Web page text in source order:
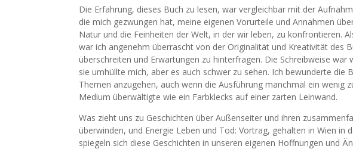
Die Erfahrung, dieses Buch zu lesen, war vergleichbar mit der
die mich gezwungen hat, meine eigenen Vorurteile und Annahmen
Natur und die Feinheiten der Welt, in der wir leben, zu konfrontieren.
war ich angenehm überrascht von der Originalität und Kreativität des
überschreiten und Erwartungen zu hinterfragen. Die Schreibweise war
sie umhüllte mich, aber es auch schwer zu sehen. Ich bewunderte die
Themen anzugehen, auch wenn die Ausführung manchmal ein wenig
Medium überwältigte wie ein Farbklecks auf einer zarten Leinwand.
Was zieht uns zu Geschichten über Außenseiter und ihren
überwinden, und Energie Leben und Tod: Vortrag, gehalten in Wien in
spiegeln sich diese Geschichten in unseren eigenen Hoffnungen und